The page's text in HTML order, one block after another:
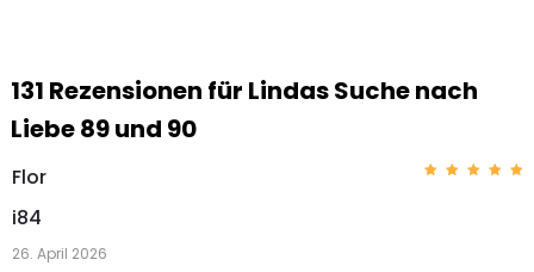
131 Rezensionen für Lindas Suche nach
Liebe 89 und 90
Flor
i84
26. April 2026